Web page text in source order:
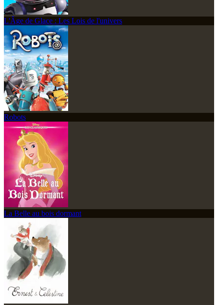
L'Âge de Glace : Les Lois de l'univers
Robots
La Belle au bois dormant